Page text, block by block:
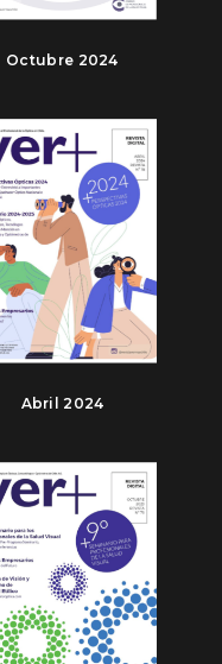
Octubre 2024
Abril 2024